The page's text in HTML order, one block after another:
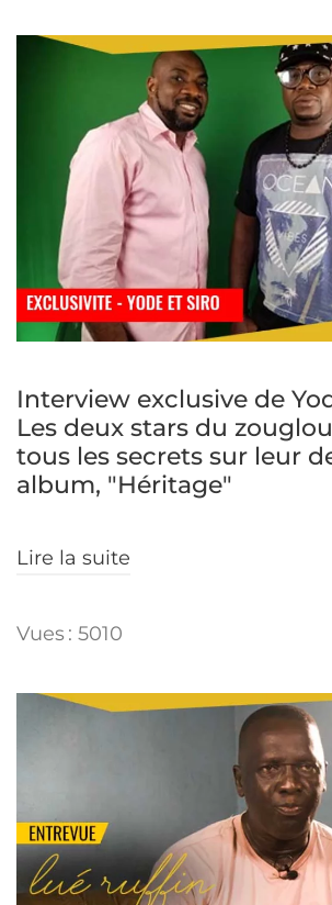
Interview exclusive de
Les deux stars du
tous les secrets sur leur
album, "Héritage"
Lire la suite
Vues : 5010